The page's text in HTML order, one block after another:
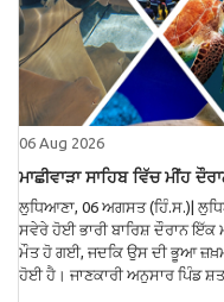
06 Aug 2026
ਮਾਛੀਵਾੜਾ ਸਾਹਿਬ ਵਿੱਚ ਮੀਂਹ
ਲੁਧਿਆਣਾ, 06 ਅਗਸਤ (ਹਿੰ.ਸ.)|
ਸਵੇਰੇ ਹੋਈ ਭਾਰੀ ਬਾਰਿਸ਼ ਦੌਰਾਨ ਇੱਕ
ਮੌਤ ਹੋ ਗਈ, ਜਦਕਿ ਉਸ ਦੀ ਭੂਆ
ਹੋਈ ਹੈ। ਜਾਣਕਾਰੀ ਅਨੁਸਾਰ ਪਿੰਡ